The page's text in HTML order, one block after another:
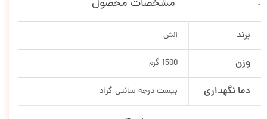
مشخصات محصول
برند آلش
وزن 1500 گرم
دما نگهداری بیست درجه سانتی گراد